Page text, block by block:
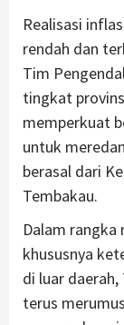
Realisasi
rendah dan
Tim
tingkat
memperkuat
untuk
berasal dari
Tembakau.
Dalam rangka
khususnya
di luar
terus